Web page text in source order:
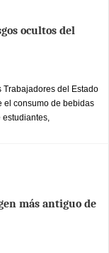
ocultos del
Trabajadores del Estado
el consumo de bebidas
más antiguo de